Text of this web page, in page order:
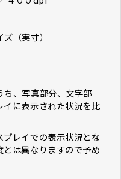
（実寸）
ち、写真部分、文字部
に表示された状況を比
レイでの表示状況とな
は異なりますので予め